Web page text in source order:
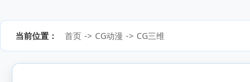
当前位置： 首页 -> CG动漫 -> CG三维